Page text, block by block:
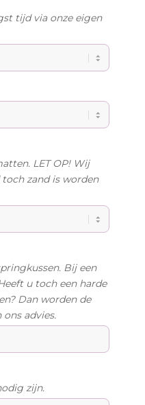
tijd via onze eigen
LET OP! Wij
zand is worden
Bij een
u toch een harde
Dan worden de
advies.
zijn.